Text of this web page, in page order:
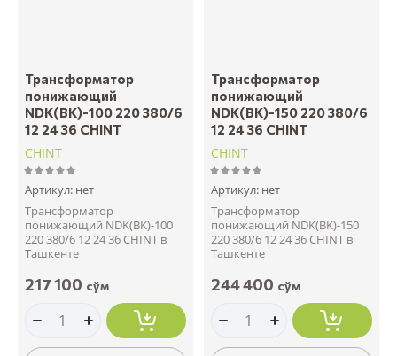
Трансформатор
понижающий
NDK(BK)-100 220 380/6
12 24 36 CHINT
CHINT
Артикул: нет
Трансформатор
понижающий NDK(BK)-100
220 380/6 12 24 36 CHINT в
Ташкенте
217 100 сўм
Трансформатор
понижающий
NDK(BK)-150 220 380/6
12 24 36 CHINT
CHINT
Артикул: нет
Трансформатор
понижающий NDK(BK)-150
220 380/6 12 24 36 CHINT в
Ташкенте
244 400 сўм